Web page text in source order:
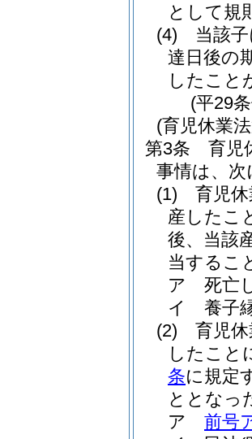
として規
(4)
当該
達日後の
したこと
(平29
(育児休業
第3条
育児
事情は、
(1)
育児
産したこ
後、当該
当するこ
ア
死亡
イ
養子
(2)
育児
したこと
条に規定
ととなっ
ア
前号